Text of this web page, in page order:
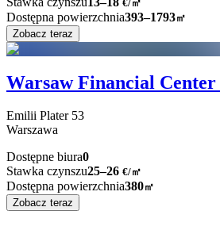
€/㎡
Dostępna powierzchnia393–1793㎡
Zobacz teraz
Warsaw Financial
Emilii Plater 53
Warszawa
Dostępne biura0
Stawka czynszu25–26 €/㎡
Dostępna powierzchnia380㎡
Zobacz teraz